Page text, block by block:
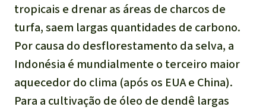
tropicais e drenar as áreas de charcos de
turfa, saem largas quantidades de carbono.
Por causa do desflorestamento da selva, a
Indonésia é mundialmente o terceiro maior
aquecedor do clima (após os EUA e China).
Para a cultivação de óleo de dendê largas